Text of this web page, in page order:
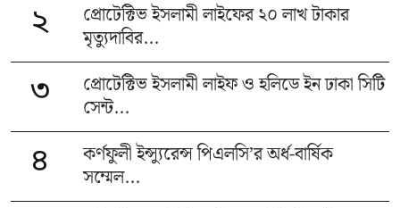
২
প্রোটেক্টিভ ইসলামী লাইফের ২০ লাখ টাকার
মৃত্যুদাবির...
৩
প্রোটেক্টিভ ইসলামী লাইফ ও হলিডে ইন ঢাকা সিটি
সেন্ট...
৪
কর্ণফুলী ইন্স্যুরেন্স পিএলসি’র অর্ধ-বার্ষিক
সম্মেল...